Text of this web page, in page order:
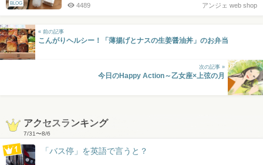
BLOG アンジェ web shop
4489
« 前の記事
こんがりヘルシー！「薄揚げとナスの生姜醤油丼」のお弁当
次の記事 »
今日のHappy Action～乙女座×上弦の月
アクセスランキング
7/31〜8/6
「バス停」を英語で言うと？